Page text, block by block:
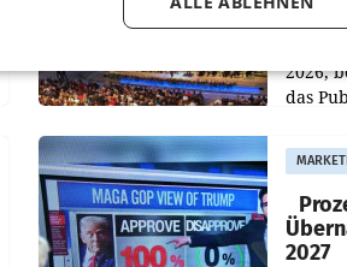
2026,
das
startet
„20
2027